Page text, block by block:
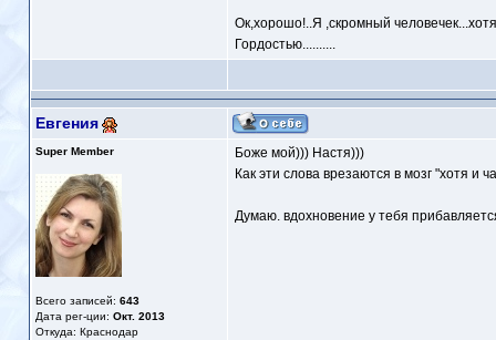
Ок,хорошо!..Я ,скромный
Гордостью..........
Евгения
Super Member
Всего записей: 643
Дата рег-ции: Окт. 2013
Откуда: Краснодар
Боже мой))) Настя)))
Как эти слова врезаются в мозг "хотя и
Думаю. вдохновение у тебя